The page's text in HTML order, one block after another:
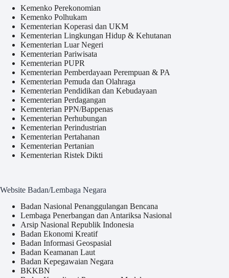
Kemenko Perekonomian
Kemenko Polhukam
Kementerian Koperasi dan UKM
Kementerian Lingkungan Hidup & Kehutanan
Kementerian Luar Negeri
Kementerian Pariwisata
Kementerian PUPR
Kementerian Pemberdayaan Perempuan & PA
Kementerian Pemuda dan Olahraga
Kementerian Pendidikan dan Kebudayaan
Kementerian Perdagangan
Kementerian PPN/Bappenas
Kementerian Perhubungan
Kementerian Perindustrian
Kementerian Pertahanan
Kementerian Pertanian
Kementerian Ristek Dikti
Website Badan/Lembaga Negara
Badan Nasional Penanggulangan Bencana
Lembaga Penerbangan dan Antariksa Nasional
Arsip Nasional Republik Indonesia
Badan Ekonomi Kreatif
Badan Informasi Geospasial
Badan Keamanan Laut
Badan Kepegawaian Negara
BKKBN